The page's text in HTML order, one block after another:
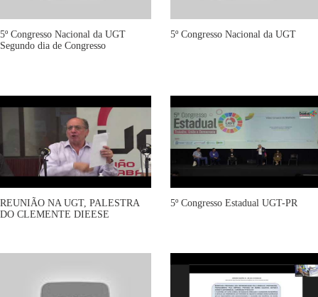
5º Congresso Nacional da UGT
Segundo dia de Congresso
5º Congresso Nacional da UGT
REUNIÃO NA UGT, PALESTRA
DO CLEMENTE DIEESE
5º Congresso Estadual UGT-PR